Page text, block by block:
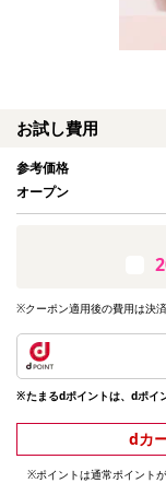
お試し費用
参考価格
オープン
※クーポン適用後の費用は決
※たまるdポイントは、dポイ
dカ
※ポイントは通常ポイント